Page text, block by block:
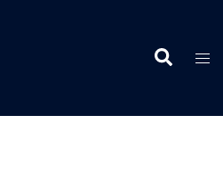
検
索
ト